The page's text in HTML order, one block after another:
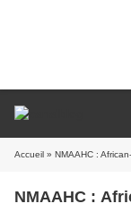
Accueil » NMAAHC :
NMAAHC :